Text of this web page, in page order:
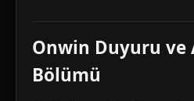
Onwin Duyuru ve
Bölümü